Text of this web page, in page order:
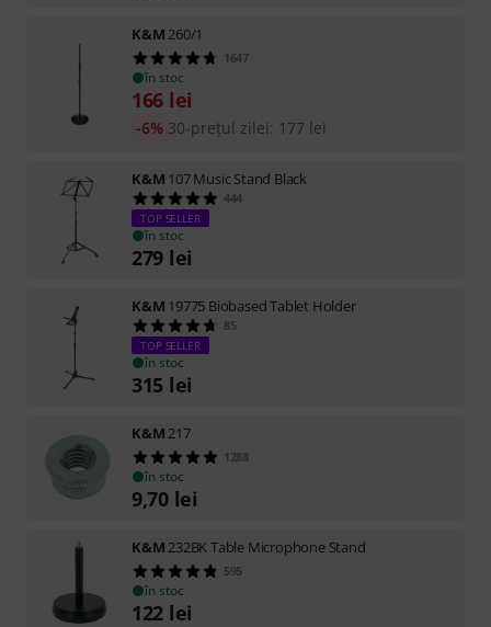
K&M 260/1
1647
în stoc
166 lei
30-prețul zilei: 177 lei
-6%
K&M 107 Music Stand Black
444
TOP SELLER
în stoc
279 lei
K&M 19775 Biobased Tablet Holder
85
TOP SELLER
în stoc
315 lei
K&M 217
1288
în stoc
9,70 lei
K&M 232BK Table Microphone Stand
595
în stoc
122 lei